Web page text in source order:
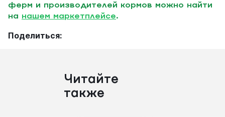
ферм и производителей кормов можно найти
на нашем маркетплейсе.
Поделиться:
Читайте
также